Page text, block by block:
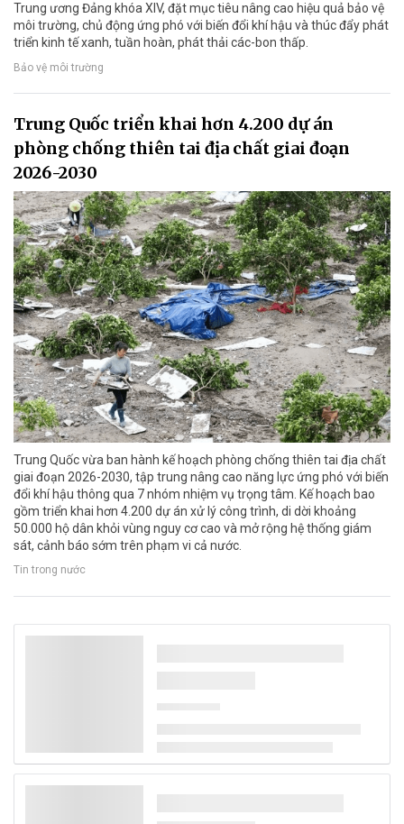
Trung ương Đảng khóa XIV, đặt mục tiêu nâng cao hiệu quả bảo vệ
môi trường, chủ động ứng phó với biến đổi khí hậu và thúc đẩy phát
triển kinh tế xanh, tuần hoàn, phát thải các-bon thấp.
Bảo vệ môi trường
Trung Quốc triển khai hơn 4.200 dự án
phòng chống thiên tai địa chất giai đoạn
2026-2030
Trung Quốc vừa ban hành kế hoạch phòng chống thiên tai địa chất
giai đoạn 2026-2030, tập trung nâng cao năng lực ứng phó với biến
đổi khí hậu thông qua 7 nhóm nhiệm vụ trọng tâm. Kế hoạch bao
gồm triển khai hơn 4.200 dự án xử lý công trình, di dời khoảng
50.000 hộ dân khỏi vùng nguy cơ cao và mở rộng hệ thống giám
sát, cảnh báo sớm trên phạm vi cả nước.
Tin trong nước
Công nghệ mới tạo 500 lít nước mỗi ngày từ